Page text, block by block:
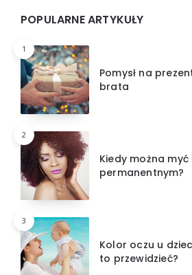
POPULARNE ARTYKUŁY
1
Pomysł na
brata
2
Kiedy można
permanentnym?
3
Kolor oczu u
to przewidzieć?